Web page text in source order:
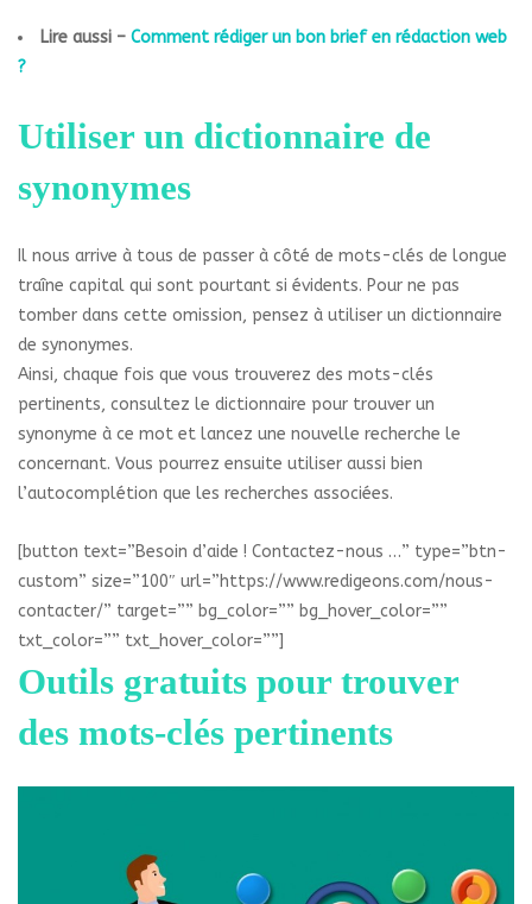
Lire aussi – Comment rédiger un bon brief en rédaction web
?
Utiliser un dictionnaire de
synonymes
Il nous arrive à tous de passer à côté de mots-clés de longue
traîne capital qui sont pourtant si évidents. Pour ne pas
tomber dans cette omission, pensez à utiliser un dictionnaire
de synonymes.
Ainsi, chaque fois que vous trouverez des mots-clés
pertinents, consultez le dictionnaire pour trouver un
synonyme à ce mot et lancez une nouvelle recherche le
concernant. Vous pourrez ensuite utiliser aussi bien
l’autocomplétion que les recherches associées.
[button text=”Besoin d’aide ! Contactez-nous …” type=”btn-
custom” size=”100″ url=”https://www.redigeons.com/nous-
contacter/” target=”” bg_color=”” bg_hover_color=””
txt_color=”” txt_hover_color=””]
Outils gratuits pour trouver
des mots-clés pertinents